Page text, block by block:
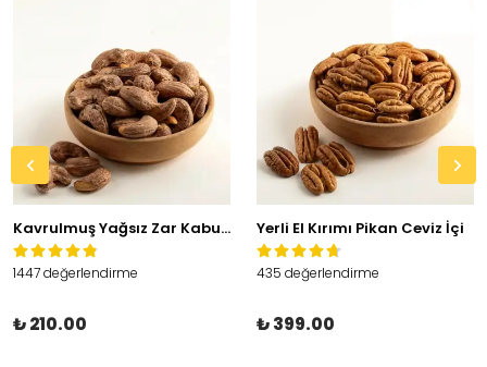
Kavrulmuş Yağsız Zar Kabuklu Kaju
1447 değerlendirme
₺ 210.00
Yerli El Kırımı Pikan Ceviz İçi
435 değerlendirme
₺ 399.00